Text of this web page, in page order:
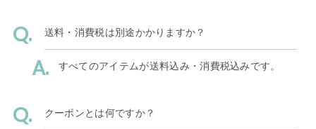
送料・消費税は別途かかりますか？
すべてのアイテムが送料込み・消費税込みです。
クーポンとは何ですか？